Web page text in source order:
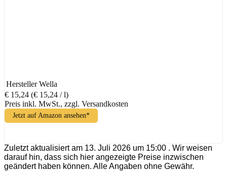
Hersteller Wella
€ 15,24 (€ 15,24 / l)
Preis inkl. MwSt., zzgl. Versandkosten
Jetzt auf Amazon ansehen*
Zuletzt aktualisiert am 13. Juli 2026 um 15:00 . Wir weisen
darauf hin, dass sich hier angezeigte Preise inzwischen
geändert haben können. Alle Angaben ohne Gewähr.